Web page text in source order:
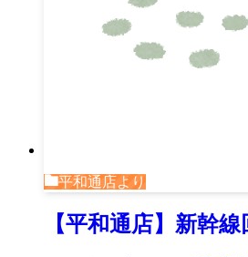
平和通店より
【平和通店】新幹